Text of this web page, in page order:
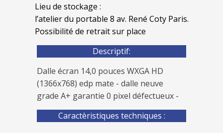
Lieu de stockage :
l’atelier du portable 8 av. René Coty Paris.
Possibilité de retrait sur place
Descriptif:
Dalle écran 14,0 pouces WXGA HD
(1366x768) edp mate - dalle neuve
grade A+ garantie 0 pixel défectueux -
Caractèristiques techniques :